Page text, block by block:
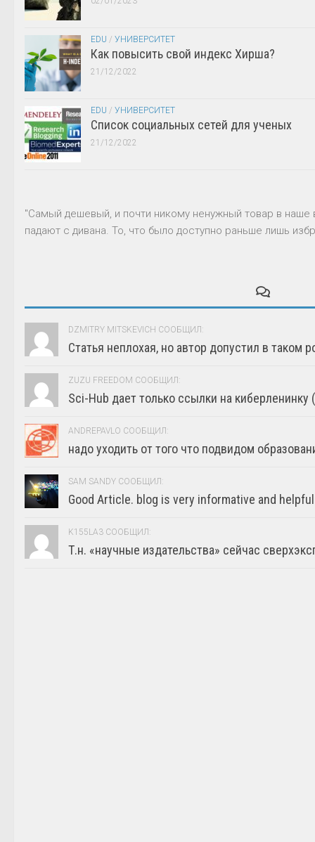
EDU / УНИВЕРСИТЕТ
Как повысить свой индекс Хирша?
21/12/2022
EDU / УНИВЕРСИТЕТ
Список социальных сетей для ученых
21/12/2022
"Самый дешевый, и почти никому ненужный товар в
падают с дивана. То, что было доступно раньше лишь
DZMITRY MITSKEVICH СООБЩИЛ:
Статья неплохая, но автор допустил в таком
ZUZU FREEDOM СООБЩИЛ:
Sci-Hub дает только ссылки на киберленинку
ANDREPAVLO СООБЩИЛ:
надо уходить от того что подвидом
SAM SANDY СООБЩИЛ:
Good Article. blog is very informative and helpful
K155LA3 СООБЩИЛ:
Т.н. «научные издательства» сейчас